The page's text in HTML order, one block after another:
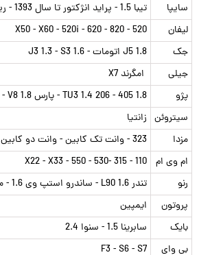
سایپا
تیبا 1.5 - پراید انژکتور تا سال 1393 - ریو 1.5 - ساینا 1.5
لیفان
520 - X50 - X60 - 520i - 620 - 820
جک
J5 1.8 اتومات - J3 1.3 - S3 1.6
جیلی
امگرند X7
پژو
1.8 405 - 206 TU3 1.4 - پارس V8 1.8 - پارس 1.8 V16
سیتروئن زانتیا
مزدا
323 - وانت تک کابین - وانت دو کابین
ام وی ام
110 - 315 -530 - 550 - X22 - X33
رنو
تندر L90 1.6 - ساندرو استپ وی 1.6 - مگان 1.6 2.0
پروتون
ایمپین
بایک
سابرینا 1.5 - سنوا 2.4
بی وای
F3 - S6 - S7